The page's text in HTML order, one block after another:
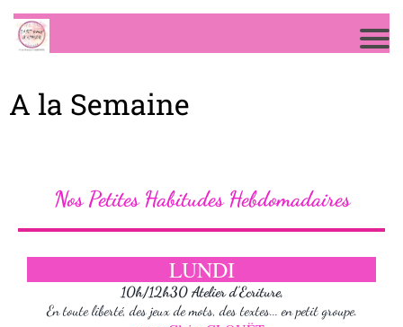
A la Semaine
Nos Petites Habitudes Hebdomadaires
LUNDI
10h/12h30 Atelier d'Ecriture,
En toute liberté, des jeux de mots, des textes... en petit groupe.